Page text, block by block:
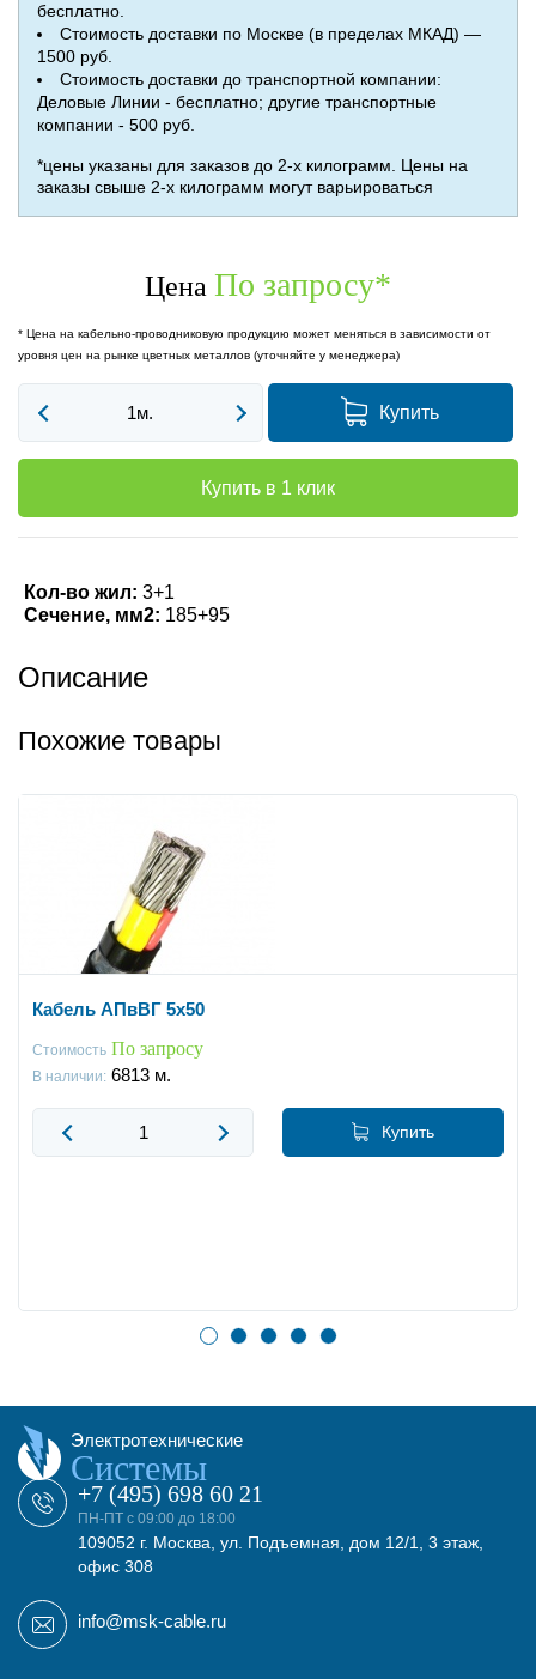
бесплатно.
Стоимость доставки по Москве (в пределах МКАД) —
1500 руб.
Стоимость доставки до транспортной компании:
Деловые Линии - бесплатно; другие транспортные
компании - 500 руб.
*цены указаны для заказов до 2-х килограмм. Цены на
заказы свыше 2-х килограмм могут варьироваться
Цена По запросу*
* Цена на кабельно-проводниковую продукцию может меняться в зависимости от
уровня цен на рынке цветных металлов (уточняйте у менеджера)
Купить
Купить в 1 клик
Кол-во жил: 3+1
Сечение, мм2: 185+95
Описание
Похожие товары
Кабель АПвВГ 5x50
Стоимость По запросу
В наличии: 6813 м.
Купить
Электротехнические
Системы
+7 (495) 698 60 21
ПН-ПТ с 09:00 до 18:00
109052 г. Москва, ул. Подъемная, дом 12/1, 3 этаж,
офис 308
info@msk-cable.ru